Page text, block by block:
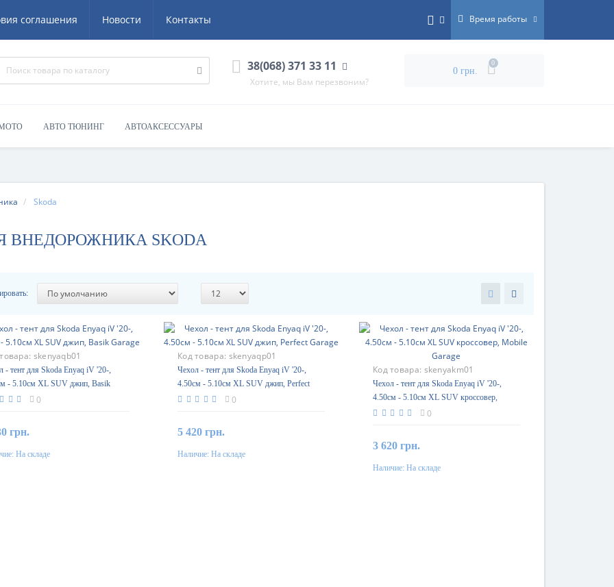
соглашения Новости Контакты Время работы
38(068) 371 33 11
Хотите, мы Вам перезвоним?
0 грн.
0
АВТО ТЮНИНГ АВТОАКСЕССУАРЫ
Skoda
SKODA
skenyaqb01
- тент для Skoda Enyaq iV '20-,
- 5.10см XL SUV джип, Basik
0
грн.
В корзину
На складе
Код товара: skenyaqp01
Чехол - тент для Skoda Enyaq iV '20-,
4.50см - 5.10см XL SUV джип, Perfect
Garage
0
5 420 грн.
В корзину
Наличие: На складе
Код товара: skenyakm01
Чехол - тент для Skoda Enyaq iV '20-,
4.50см - 5.10см XL SUV кроссовер,
Mobile Garage 0
3 620 грн.
В корзину
Наличие: На складе